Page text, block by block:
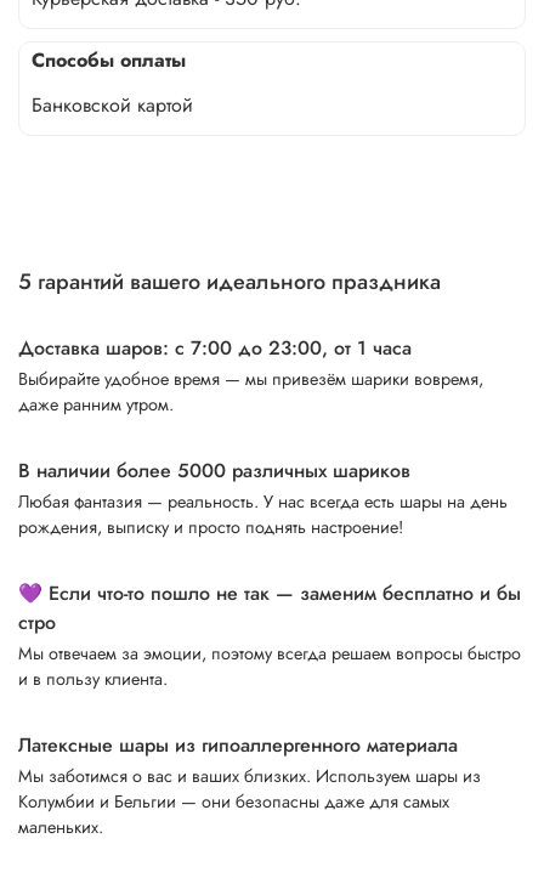
Способы оплаты
Банковской картой
5 гарантий вашего идеального праздника
Доставка шаров: с 7:00 до 23:00, от 1 часа
Выбирайте удобное время — мы привезём шарики вовремя,
даже ранним утром.
В наличии более 5000 различных шариков
Любая фантазия — реальность. У нас всегда есть шары на день
рождения, выписку и просто поднять настроение!
💜 Если что-то пошло не так — заменим бесплатно и бы
стро
Мы отвечаем за эмоции, поэтому всегда решаем вопросы быстро
и в пользу клиента.
Латексные шары из гипоаллергенного материала
Мы заботимся о вас и ваших близких. Используем шары из
Колумбии и Бельгии — они безопасны даже для самых
маленьких.